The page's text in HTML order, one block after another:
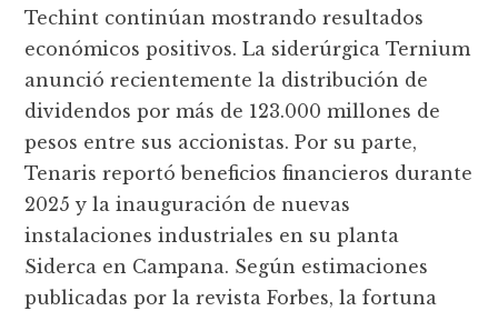
Techint continúan mostrando resultados
económicos positivos. La siderúrgica Ternium
anunció recientemente la distribución de
dividendos por más de 123.000 millones de
pesos entre sus accionistas. Por su parte,
Tenaris reportó beneficios financieros durante
2025 y la inauguración de nuevas
instalaciones industriales en su planta
Siderca en Campana. Según estimaciones
publicadas por la revista Forbes, la fortuna